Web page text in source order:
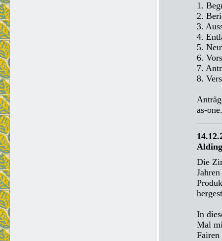
1.
2.
3.
4.
5.
6.
7.
8.
as-
Die
In
Mal
Fairen